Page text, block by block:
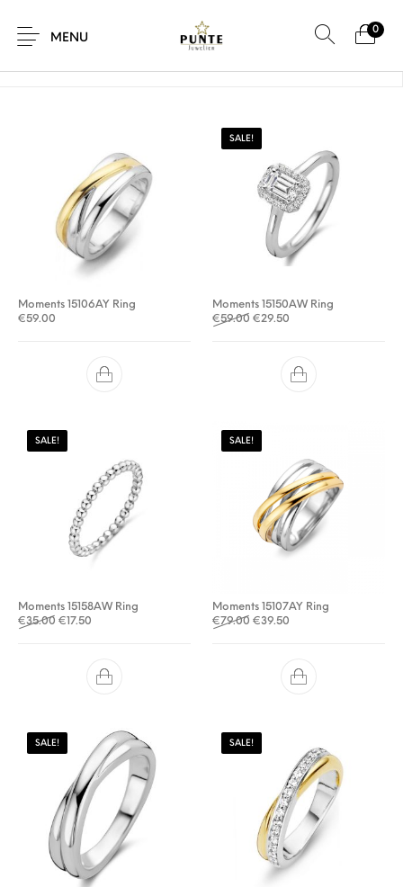
MENU
0
Sieraden Brillen
Accessoires
Home / Producten getagged “moments ring”
Moments 15106AY Ring
€59.00
SALE!
Moments 15150AW Ring
€59.00 Oorspronkelijke prijs was:
€29.50
SALE!
Moments 15158AW Ring
€35.00 Oorspronkelijke prijs was: €35.00.
€17.50
SALE!
Moments 15107AY Ring
€79.00 Oorspronkelijke prijs was:
€39.50
SALE! SALE!